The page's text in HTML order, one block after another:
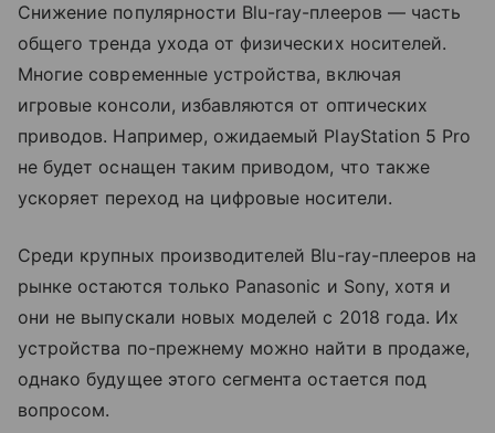
Снижение популярности Blu-ray-плееров — часть
общего тренда ухода от физических носителей.
Многие современные устройства, включая
игровые консоли, избавляются от оптических
приводов. Например, ожидаемый PlayStation 5 Pro
не будет оснащен таким приводом, что также
ускоряет переход на цифровые носители.
Среди крупных производителей Blu-ray-плееров на
рынке остаются только Panasonic и Sony, хотя и
они не выпускали новых моделей с 2018 года. Их
устройства по-прежнему можно найти в продаже,
однако будущее этого сегмента остается под
вопросом.